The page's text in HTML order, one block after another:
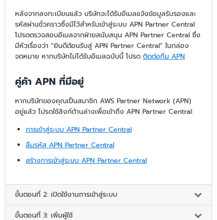
หลังจากลงทะเบียนแล้ว บริษัทจะได้รับอีเมลแจ้งข้อมูลรับรองและ
รหัสผ่านชั่วคราวซึ่งมีไว้สำหรับเข้าสู่ระบบ APN Partner Central
โปรดตรวจสอบอีเมลจากฝ่ายสนับสนุน APN Partner Central ซึ่ง
มีหัวเรื่องว่า “ยินดีต้อนรับสู่ APN Partner Central” ในกล่อง
จดหมาย หากบริษัทไม่ได้รับอีเมลฉบับนี้ โปรด ติดต่อทีม APN
คู่ค้า APN ที่มีอยู่
หากบริษัทของคุณเป็นสมาชิก AWS Partner Network (APN)
อยู่แล้ว โปรดใช้ลิงก์ด้านล่างเพื่อเข้าถึง APN Partner Central:
การเข้าสู่ระบบ APN Partner Central
ลืมรหัส APN Partner Central
สร้างการเข้าสู่ระบบ APN Partner Central
ขั้นตอนที่ 2: เปิดใช้งานการเข้าสู่ระบบ
ขั้นตอนที่ 3: เพิ่มผู้ใช้